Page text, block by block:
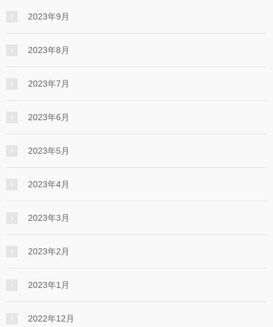
2023年9月
2023年8月
2023年7月
2023年6月
2023年5月
2023年4月
2023年3月
2023年2月
2023年1月
2022年12月